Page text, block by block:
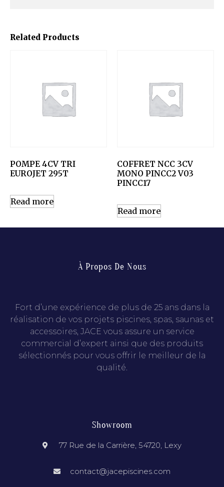
Related Products
POMPE 4CV TRI
EUROJET 295T
Read more
COFFRET NCC 3CV
MONO PINCC2 V03
PINCC17
Read more
À Propos De Nous
Fort d’une expérience de plus de 25 ans dans la
réalisation de vos projets piscines, spas, saunas et
accessoires, JACE vous assure un service
commercial d’expert ainsi que des produits
sélectionnés pour vous offrir le meilleur de la
qualité.
Showroom
77 Rue de la Carrière, 54720, Lexy
contact@jacepiscines.com